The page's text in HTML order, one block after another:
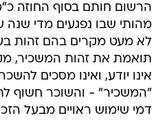
הרשום חותם בסוף החוזה
מהותי שבו נפגעים מדי שנה
לא מעט מקרים בהם זהות
תואמת את זהות המשכיר,
אינו יודע, ואינו מסכים
"המשכיר" - והשוכר חשוף
דמי שימוש ראויים מבעל